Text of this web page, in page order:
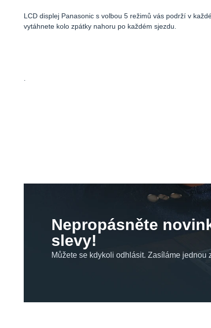
LCD displej Panasonic s volbou 5 režimů vás podrží v
vytáhnete kolo zpátky nahoru po každém sjezdu.
.
Nepropásněte
slevy!
Můžete se kdykoli odhlásit. Zasíláme jednou